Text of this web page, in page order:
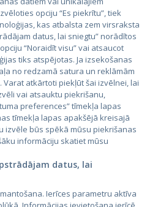
CVbankas.lt
Kainos.lt
opciju “Es piekrītu”, tiek
kas atbalsta zem virsraksta
datus, lai sniegtu” norādītos
“Noraidīt visu” vai atsaucot
tiks atspējotas. Ja izsekošanas
no redzamā satura un reklāmām
atkārtoti piekļūt šai izvēlnei, lai
vai atsauktu piekrišanu,
preferences” tīmekļa lapas
tīmekļa lapas apakšējā kreisajā
izvēle būs spēkā mūsu piekrišanas
informāciju skatiet mūsu
datus, lai
Ierīces parametru aktīva